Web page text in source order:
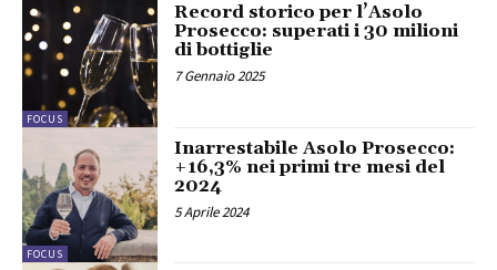
FOCUS
Record storico per l’Asolo
Prosecco: superati i 30 milioni
di bottiglie
7 Gennaio 2025
FOCUS
Inarrestabile Asolo Prosecco:
+16,3% nei primi tre mesi del
2024
5 Aprile 2024